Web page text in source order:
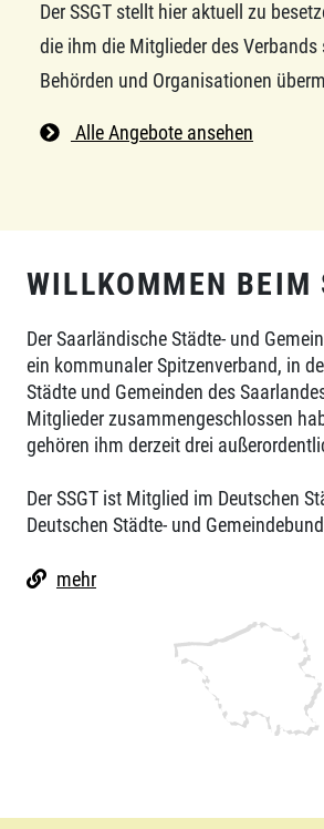
Alle Angebote ansehen
Der SSGT stellt hier aktuell zu
die ihm die Mitglieder des
Behörden und Organisationen
WILLKOMMEN BEIM
Der Saarländische Städte- und
ein kommunaler Spitzenverband, in
Städte und Gemeinden des
Mitglieder zusammengeschlossen
gehören ihm derzeit drei
Der SSGT ist Mitglied im Deutschen
Deutschen Städte- und
mehr